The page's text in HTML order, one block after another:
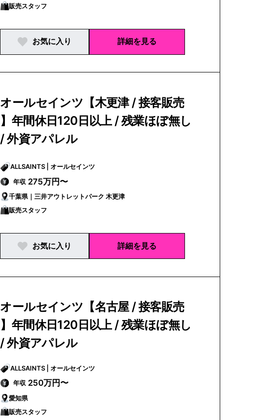
販売スタッフ
お気に入り 詳細を見る
オールセインツ【木更津 / 接客販売
】年間休日120日以上 / 残業ほぼ無し
/ 外資アパレル
ALLSAINTS | オールセインツ
年収 275万円〜
千葉県｜三井アウトレットパーク 木更津
販売スタッフ
お気に入り 詳細を見る
オールセインツ【名古屋 / 接客販売
】年間休日120日以上 / 残業ほぼ無し
/ 外資アパレル
ALLSAINTS | オールセインツ
年収 250万円〜
愛知県
販売スタッフ